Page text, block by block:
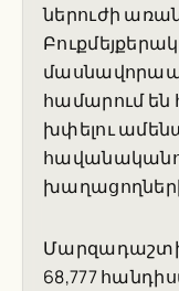
ներուժի
համարում են
խփելու
Մարզադաշտի
68,777